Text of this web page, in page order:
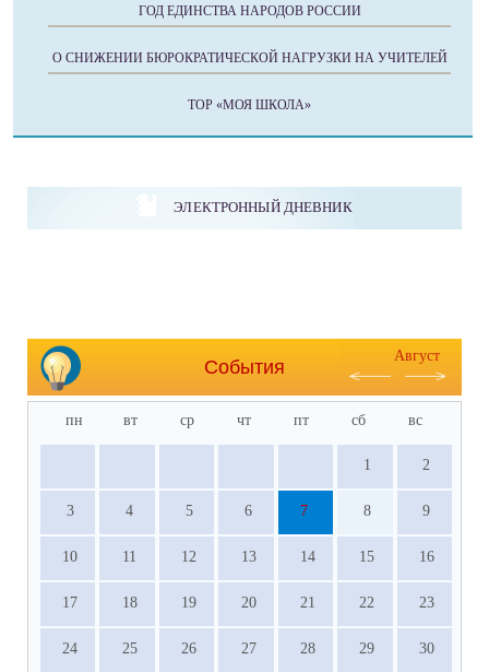
ГОД ЕДИНСТВА НАРОДОВ РОССИИ
О СНИЖЕНИИ БЮРОКРАТИЧЕСКОЙ НАГРУЗКИ НА УЧИТЕЛЕЙ
ТОР «МОЯ ШКОЛА»
ЭЛЕКТРОННЫЙ ДНЕВНИК
События
Август
пн вт ср чт пт сб вс
1 2
3 4 5 6 7 8 9
10 11 12 13 14 15 16
17 18 19 20 21 22 23
24 25 26 27 28 29 30